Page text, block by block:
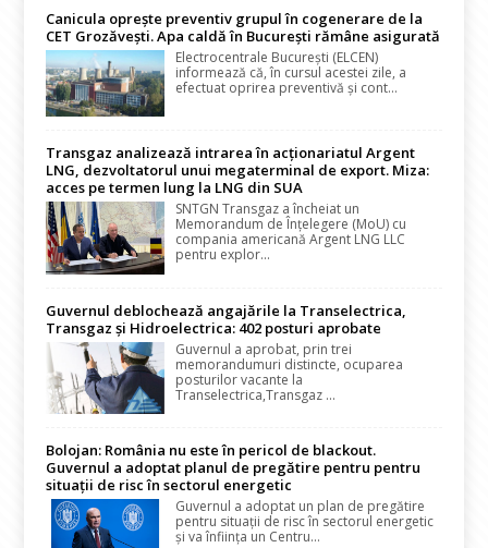
Canicula oprește preventiv grupul în cogenerare de la
CET Grozăvești. Apa caldă în București rămâne asigurată
Electrocentrale București (ELCEN)
informează că, în cursul acestei zile, a
efectuat oprirea preventivă și cont...
Transgaz analizează intrarea în acționariatul Argent
LNG, dezvoltatorul unui megaterminal de export. Miza:
acces pe termen lung la LNG din SUA
SNTGN Transgaz a încheiat un
Memorandum de Înțelegere (MoU) cu
compania americană Argent LNG LLC
pentru explor...
Guvernul deblochează angajările la Transelectrica,
Transgaz și Hidroelectrica: 402 posturi aprobate
Guvernul a aprobat, prin trei
memorandumuri distincte, ocuparea
posturilor vacante la
Transelectrica,Transgaz ...
Bolojan: România nu este în pericol de blackout.
Guvernul a adoptat planul de pregătire pentru pentru
situații de risc în sectorul energetic
Guvernul a adoptat un plan de pregătire
pentru situații de risc în sectorul energetic
și va înființa un Centru...